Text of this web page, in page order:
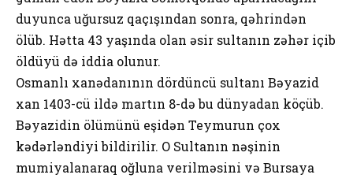
duyunca uğursuz qaçışından sonra, qəhrindən
ölüb. Hətta 43 yaşında olan əsir sultanın zəhər içib
öldüyü də iddia olunur.
Osmanlı xanədanının dördüncü sultanı Bəyazid
xan 1403-cü ildə martın 8-də bu dünyadan köçüb.
Bəyazidin ölümünü eşidən Teymurun çox
kədərləndiyi bildirilir. O Sultanın nəşinin
mumiyalanaraq oğluna verilməsini və Bursaya